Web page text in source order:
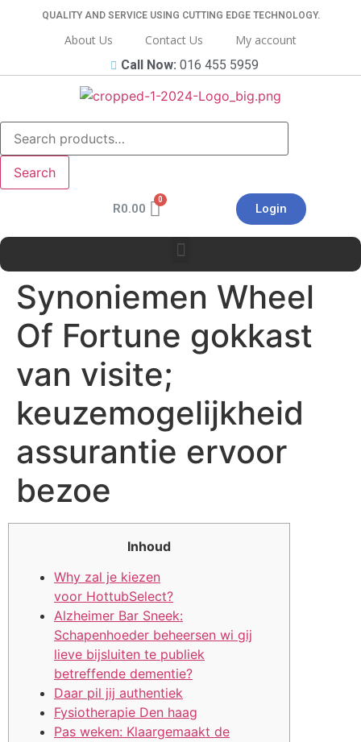
QUALITY AND SERVICE USING CUTTING EDGE TECHNOLOGY.
About Us Contact Us
My account
Call Now: 016 455 5959
Search
R0.00 Login
Synoniemen Wheel
Of Fortune gokkast
van visite;
keuzemogelijkheid
assurantie ervoor
bezoe
Inhoud
Why zal je kiezen
voor HottubSelect?
Alzheimer Bar Sneek:
Schapenhoeder beheersen wi gij
lieve bijsluiten te publiek
betreffende dementie?
Daar pil jij authentiek
Fysiotherapie Den haag
Pas weken: Klaargemaakt de